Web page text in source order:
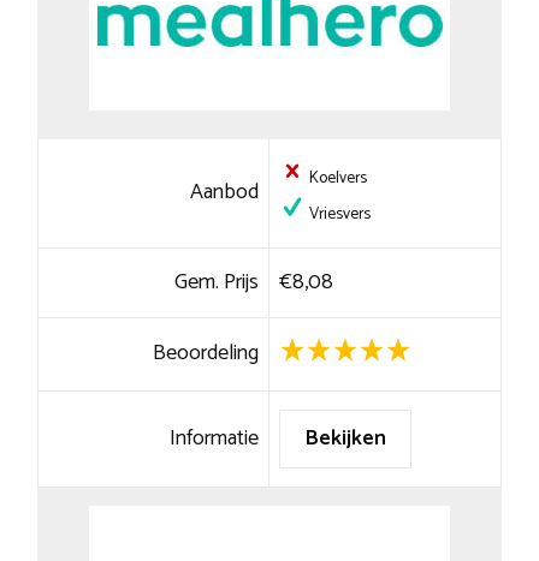
Aanbod
Koelvers
Vriesvers
Gem. Prijs €8,08
Beoordeling
Informatie Bekijken